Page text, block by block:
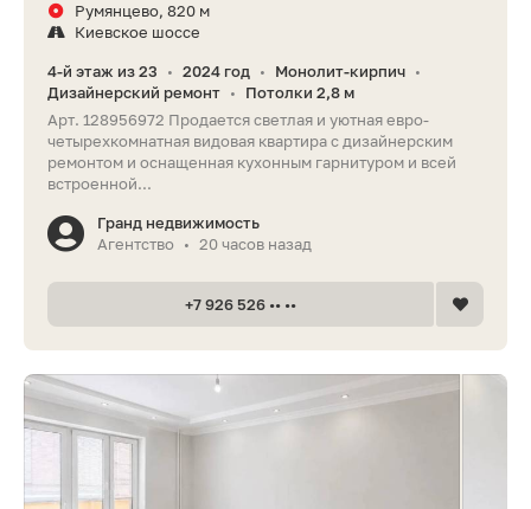
Румянцево, 820 м
Киевское шоссе
4-й этаж из 23 • 2024 год • Монолит-кирпич •
Дизайнерский ремонт •
Потолки 2,8 м
Арт. 128956972 Продается светлая и уютная евро-
четырехкомнатная видовая квартира с дизайнерским
ремонтом и оснащенная кухонным гарнитуром и всей
встроенной...
Гранд недвижимость
Агентство
• 20 часов назад
+7 926 526 •• ••